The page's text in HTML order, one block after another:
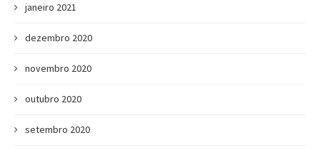
janeiro 2021
dezembro 2020
novembro 2020
outubro 2020
setembro 2020